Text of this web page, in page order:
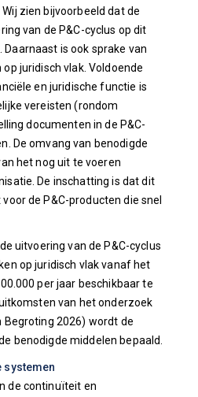
zien bijvoorbeeld dat de
van de P&C-cyclus op dit
is ook sprake van
juridisch vlak. Voldoende
en juridische functie is
vereisten (rondom
documenten in de P&C-
De omvang van benodigde
het nog uit te voeren
De inschatting is dat dit
de P&C-producten die snel
uitvoering van de P&C-cyclus
op juridisch vlak vanaf het
per jaar beschikbaar te
van het onderzoek
2026) wordt de
benodigde middelen bepaald.
systemen
de continuïteit en